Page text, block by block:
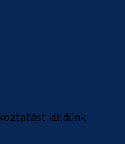
küldünk